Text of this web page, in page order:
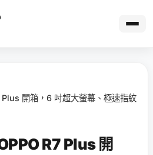
開箱，6 吋超大螢幕、極速指紋
R7 Plus 開